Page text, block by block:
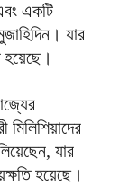
একটি
যার
যার
হয়েছে।